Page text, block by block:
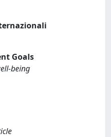
Goals
being